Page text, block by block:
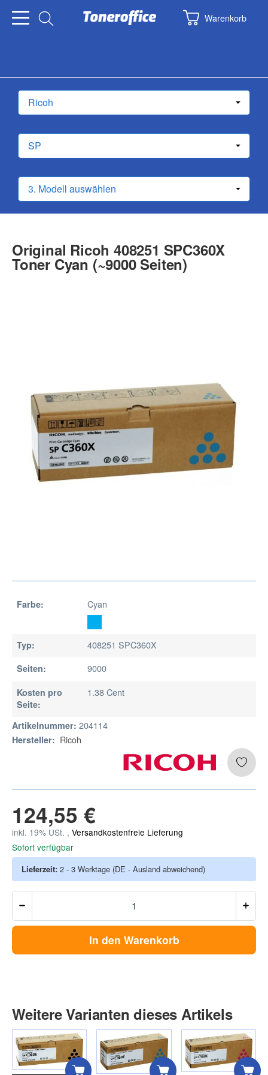
Warenkorb
Original Ricoh 408251 SPC360X
Toner Cyan (~9000 Seiten)
Farbe: Cyan
Typ: 408251 SPC360X
Seiten: 9000
Kosten pro
Seite:
1.38 Cent
Artikelnummer: 204114
Hersteller: Ricoh
124,55 €
inkl. 19% USt. , Versandkostenfreie Lieferung
Sofort verfügbar
Lieferzeit: 2 - 3 Werktage (DE - Ausland abweichend)
In den Warenkorb
Weitere Varianten dieses Artikels